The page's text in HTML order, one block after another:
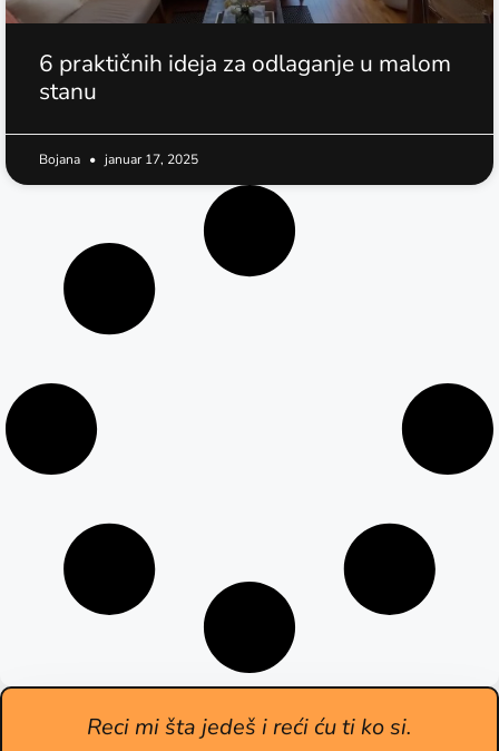
6 praktičnih ideja za odlaganje u malom
stanu
Bojana januar 17, 2025
Reci mi šta jedeš i reći ću ti ko si.